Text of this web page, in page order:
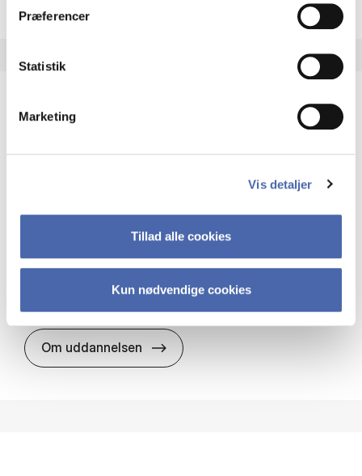
Præferencer
Statistik
Marketing
Vis detaljer
Tillad alle cookies
Kun nødvendige cookies
HA(it.) - erhvervs­økonomi og informations­
virksomheders muligheder og udfordringer inden
Organisation og ledelse
Om uddannelsen HA(it.) - erhvervs­økonomi og